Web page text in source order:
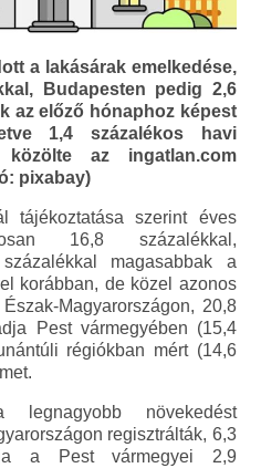
a lakásárak emelkedése,
Budapesten pedig 2,6
az előző hónaphoz képest
1,4 százalékos havi
az ingatlan.com
pixabay)
tájékoztatása szerint éves
16,8 százalékkal,
magasabbak a
korábban, de közel azonos
Magyarországon, 20,8
Pest vármegyében (15,4
régiókban mért (14,6
legnagyobb növekedést
regisztrálták, 6,3
a Pest vármegyei 2,9